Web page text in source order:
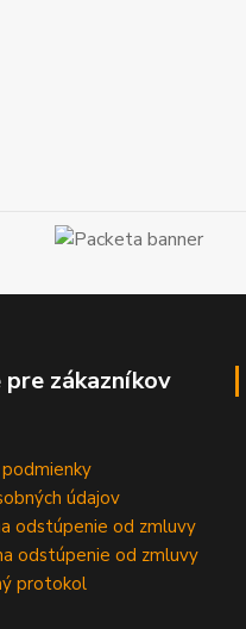
zákazníkov
údajov
odstúpenie od zmluvy
odstúpenie od zmluvy
protokol